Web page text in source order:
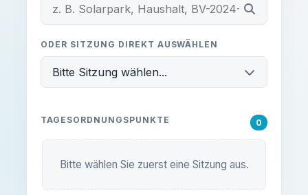
ODER SITZUNG DIREKT AUSWÄHLEN
Bitte Sitzung wählen...
TAGESORDNUNGSPUNKTE 0
Bitte wählen Sie zuerst eine Sitzung aus.